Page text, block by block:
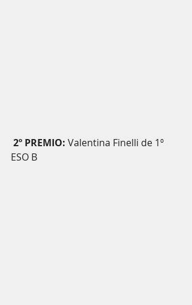
2º PREMIO: Valentina Finelli de 1º
ESO B